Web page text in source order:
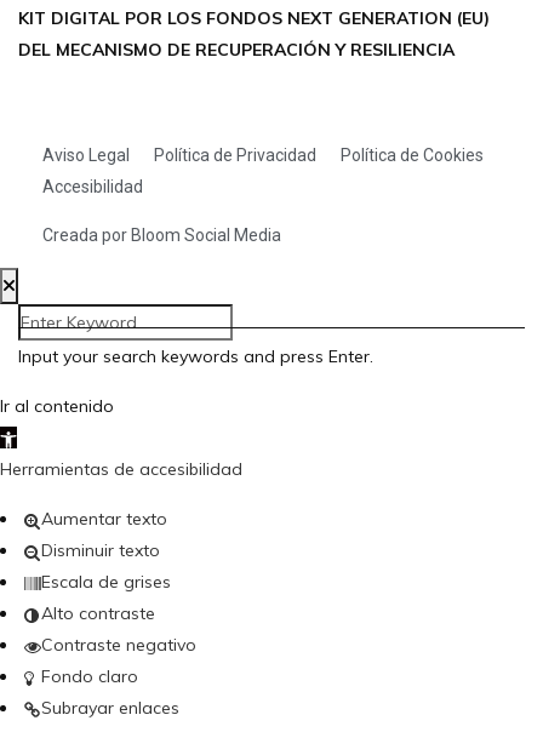
KIT DIGITAL POR LOS FONDOS NEXT GENERATION (EU)
DEL MECANISMO DE RECUPERACIÓN Y RESILIENCIA
Creada por Bloom Social Media
Aviso Legal Política de Privacidad
Política de Cookies
Accesibilidad
Input your search keywords and press Enter.
Ir al contenido
Abrir barra de herramientas
Herramientas de accesibilidad
Aumentar texto
Disminuir texto
Escala de grises
Alto contraste
Contraste negativo
Fondo claro
Subrayar enlaces